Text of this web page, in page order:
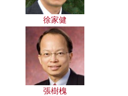
徐家健
張樹槐